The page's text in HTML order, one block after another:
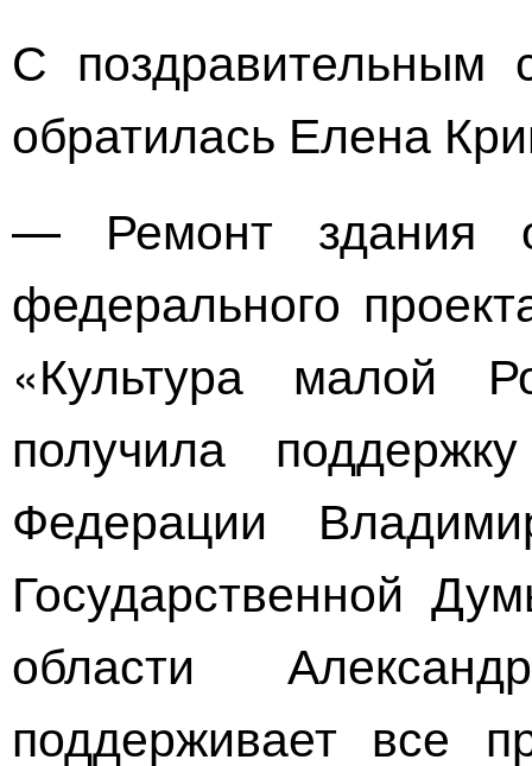
С поздравительным
обратилась Елена
— Ремонт здания
федерального
«Культура малой
получила
Федерации
Государственной
области
поддерживает все